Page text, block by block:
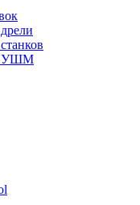
УШМ